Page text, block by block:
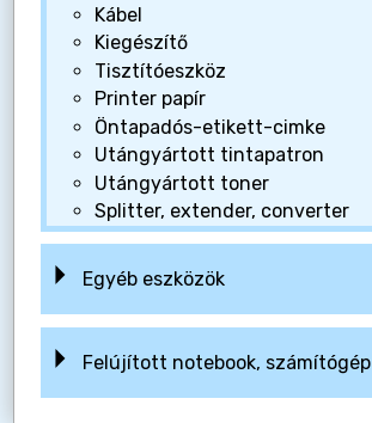
Kábel
Kiegészítő
Tisztítóeszköz
Printer papír
Öntapadós-etikett-cimke
Utángyártott tintapatron
Utángyártott toner
Splitter, extender, converter
Egyéb eszközök
Felújított notebook, számítógép